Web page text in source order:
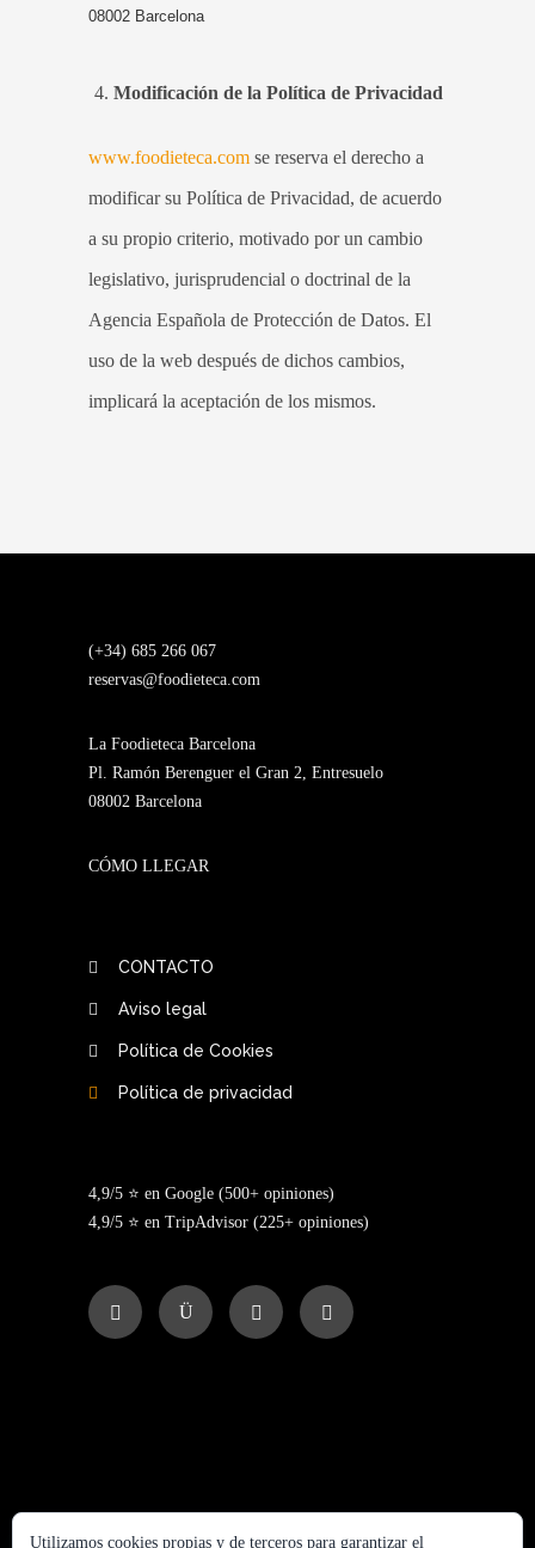
08002 Barcelona
Modificación de la Política de Privacidad
www.foodieteca.com se reserva el derecho a
modificar su Política de Privacidad, de acuerdo
a su propio criterio, motivado por un cambio
legislativo, jurisprudencial o doctrinal de la
Agencia Española de Protección de Datos. El
uso de la web después de dichos cambios,
implicará la aceptación de los mismos.
(+34) 685 266 067
reservas@foodieteca.com
La Foodieteca Barcelona
Pl. Ramón Berenguer el Gran 2, Entresuelo
08002 Barcelona
CÓMO LLEGAR
CONTACTO
Aviso legal
Política de Cookies
Política de privacidad
4,9/5 ⭐ en Google (500+ opiniones)
4,9/5 ⭐ en TripAdvisor (225+ opiniones)
Utilizamos cookies propias y de terceros para garantizar el